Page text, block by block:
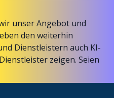
unser Angebot und
den weiterhin
Dienstleistern auch KI-
zeigen. Seien